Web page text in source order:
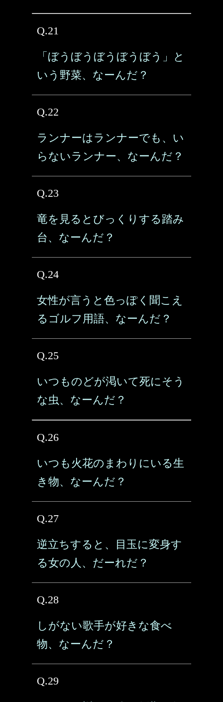
Q.21
「ぼうぼうぼうぼうぼう」と
いう野菜、なーんだ？
Q.22
ランナーはランナーでも、い
らないランナー、なーんだ？
Q.23
竜を見るとびっくりする踏み
台、なーんだ？
Q.24
女性が言うと色っぽく聞こえ
るゴルフ用語、なーんだ？
Q.25
いつものどが渇いて死にそう
な虫、なーんだ？
Q.26
いつも火花のまわりにいる生
き物、なーんだ？
Q.27
逆立ちすると、目玉に変身す
る女の人、だーれだ？
Q.28
しがない歌手が好きな食べ
物、なーんだ？
Q.29